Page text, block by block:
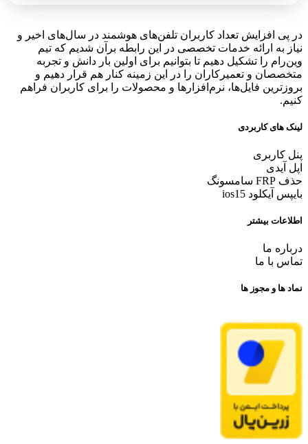
در پی افزایش تعداد کاربران تلفن‌های هوشمند در سال‌های اخیر و
نیاز به ارائه خدمات تخصصی در این رابطه برآن شدیم که تیم
وین‌رام را تشکیل دهیم تا بتوانیم برای اولین بار دانش و تجربه
متخصصان و تعمیرکاران را در این زمینه کنار هم قرار دهیم و
بروزترین فایل‌ها، نرم‌افزارها و محصولات را برای کاربران فراهم
کنیم.
لینک های کاربردی
پنل کاربری
اپل آیدی
حذف FRP سامسونگ
بایپس آیکلود ios15
اطلاعات بیشتر
درباره ما
تماس با ما
نماد ها و مجوز ها